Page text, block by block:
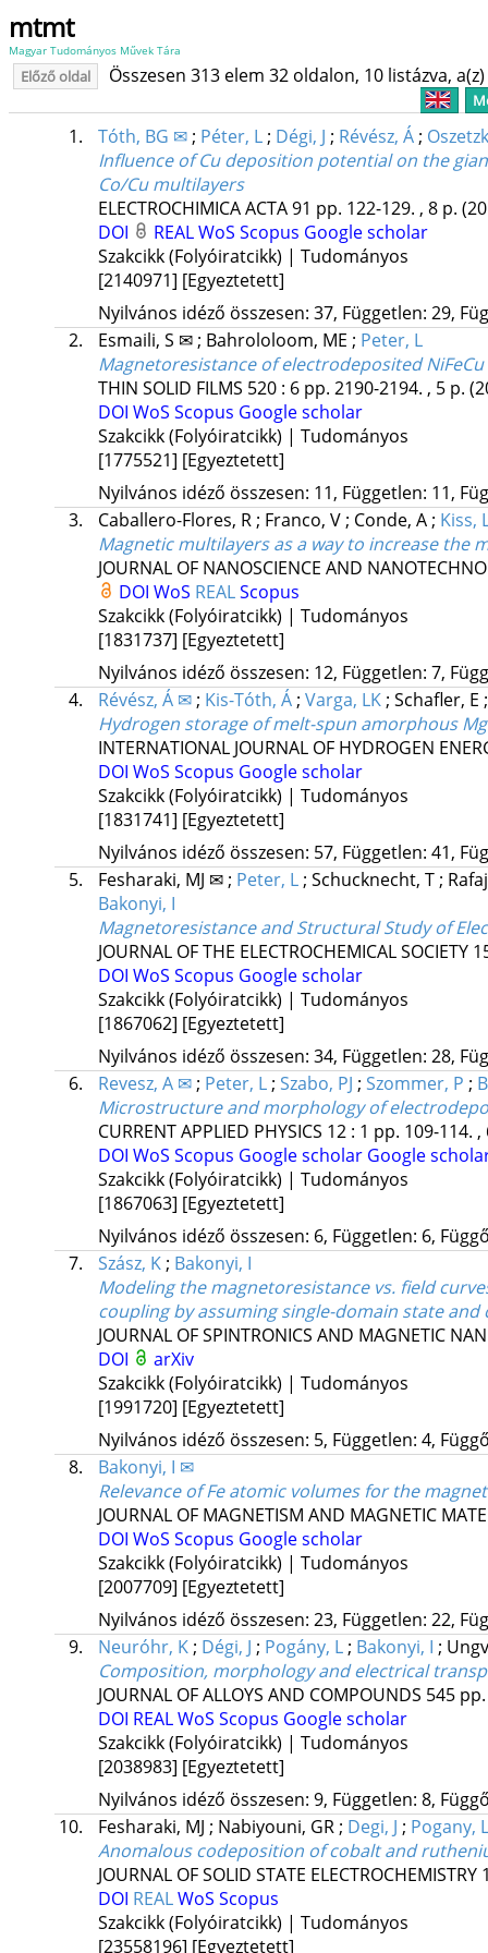
mtmt
Magyar Tudományos Művek Tára
Előző oldal Összesen 313 elem 32 oldalon, 10 listázva,
1. Tóth, BG ✉; Péter, L; Dégi, J ; Révész, Á;
Influence of Cu deposition potential on the
Co/Cu multilayers
ELECTROCHIMICA ACTA91 pp. 122-129. , 8 p.
DOI
REALWoS Scopus Google scholar
Szakcikk (Folyóiratcikk) | Tudományos
[2140971] [Egyeztetett]
Nyilvános idéző összesen: 37, Független: 29,
2.
Esmaili, S ✉; Bahrololoom, ME ; Peter, L
Magnetoresistance of electrodeposited NiFeCu
THIN SOLID FILMS 520: 6 pp. 2190-2194. , 5 p.
DOI WoS Scopus Google scholar
Szakcikk (Folyóiratcikk) | Tudományos
[1775521] [Egyeztetett]
Nyilvános idéző összesen: 11, Független: 11,
3.
Caballero-Flores, R; Franco, V; Conde, A; Kiss,
Magnetic multilayers as a way to increase the
JOURNAL OF NANOSCIENCE AND
DOI WoS REALScopus
Szakcikk (Folyóiratcikk) | Tudományos
[1831737] [Egyeztetett]
Nyilvános idéző összesen: 12, Független: 7,
4.
Révész, Á ✉; Kis-Tóth, Á; Varga, LK; Schafler, E
Hydrogen storage of melt-spun amorphous
INTERNATIONAL JOURNAL OF HYDROGEN
DOI WoS Scopus Google scholar
Szakcikk (Folyóiratcikk) | Tudományos
[1831741] [Egyeztetett]
Nyilvános idéző összesen: 57, Független: 41,
5.
Fesharaki, MJ ✉; Peter, L; Schucknecht, T;
Bakonyi, I
Magnetoresistance and Structural Study of
JOURNAL OF THE ELECTROCHEMICAL SOCIETY
DOI WoS Scopus Google scholar
Szakcikk (Folyóiratcikk) | Tudományos
[1867062] [Egyeztetett]
Nyilvános idéző összesen: 34, Független: 28,
6.
Revesz, A ✉; Peter, L; Szabo, PJ ; Szommer, P ;
Microstructure and morphology of
CURRENT APPLIED PHYSICS 12: 1 pp. 109-114.
DOI WoS Scopus Google scholar Google
Szakcikk (Folyóiratcikk) | Tudományos
[1867063] [Egyeztetett]
Nyilvános idéző összesen: 6, Független: 6,
7.
Szász, K; Bakonyi, I
Modeling the magnetoresistance vs. field
coupling by assuming single-domain state
JOURNAL OF SPINTRONICS AND MAGNETIC
DOI
arXiv
Szakcikk (Folyóiratcikk) | Tudományos
[1991720] [Egyeztetett]
Nyilvános idéző összesen: 5, Független: 4,
8.
Bakonyi, I ✉
Relevance of Fe atomic volumes for the
JOURNAL OF MAGNETISM AND MAGNETIC
DOI WoS Scopus Google scholar
Szakcikk (Folyóiratcikk) | Tudományos
[2007709] [Egyeztetett]
Nyilvános idéző összesen: 23, Független: 22,
9.
Neuróhr, K; Dégi, J ; Pogány, L; Bakonyi, I ;
Composition, morphology and electrical
JOURNAL OF ALLOYS AND COMPOUNDS 545
DOI REALWoS Scopus Google scholar
Szakcikk (Folyóiratcikk) | Tudományos
[2038983] [Egyeztetett]
Nyilvános idéző összesen: 9, Független: 8,
10.
Fesharaki, MJ ; Nabiyouni, GR; Degi, J ; Pogany, L
Anomalous codeposition of cobalt and
JOURNAL OF SOLID STATE ELECTROCHEMISTRY
DOI REALWoS Scopus
Szakcikk (Folyóiratcikk) | Tudományos
[23558196] [Egyeztetett]